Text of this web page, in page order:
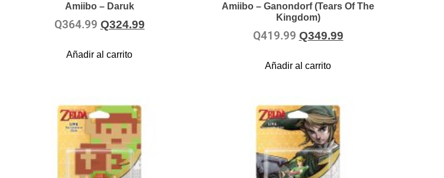
Amiibo – Daruk
Q364.99 Q324.99
Añadir al carrito
Amiibo – Ganondorf (Tears Of The
Kingdom)
Q419.99 Q349.99
Añadir al carrito